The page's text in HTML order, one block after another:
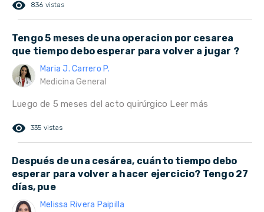
remove_red_eye 836 vistas
Tengo 5 meses de una operacion por cesarea
que tiempo debo esperar para volver a jugar ?
Maria J. Carrero P.
Medicina General
Luego de 5 meses del acto quirúrgico Leer más
remove_red_eye 335 vistas
Después de una cesárea, cuánto tiempo debo
esperar para volver a hacer ejercicio? Tengo 27
días, pue
Melissa Rivera Paipilla